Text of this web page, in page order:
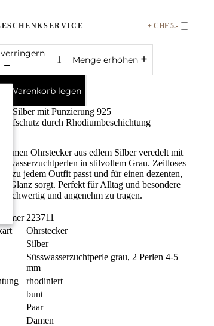
+ CHF 5.-
Menge erhöhen
Warenkorb legen
Silber mit Punzierung 925
durch Rhodiumbeschichtung
Damen Ohrstecker aus edlem Silber veredelt mit
in stilvollem Grau. Zeitloses
zu jedem Outfit passt und für einen dezenten,
Glanz sorgt. Perfekt für Alltag und besondere
Hochwertig und angenehm zu tragen.
223711
Ohrstecker
Silber
Süsswasserzuchtperle grau, 2 Perlen 4-5
mm
rhodiniert
bunt
Paar
Damen